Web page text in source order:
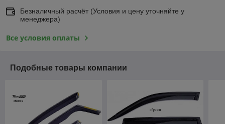
Безналичный расчёт (Условия и цену уточняйте у
менеджера)
Все условия оплаты
Подобные товары компании